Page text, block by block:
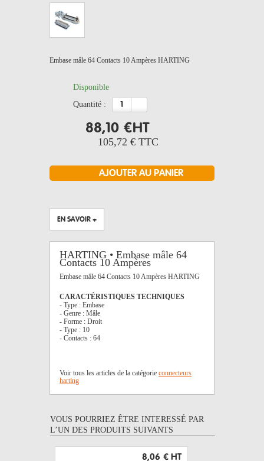
Embase mâle 64 Contacts 10 Ampères HARTING
Disponible
quantité :
88,10 €HT
105,72 € TTC
EN SAVOIR +
HARTING • Embase mâle 64
Contacts 10 Ampères
Embase mâle 64 Contacts 10 Ampères HARTING
CARACTÉRISTIQUES TECHNIQUES
- Type : Embase
- Genre : Mâle
- Forme : Droit
- Type : 10
- Contacts : 64
Voir tous les articles de la catégorie connecteurs
harting
VOUS POURRIEZ ÊTRE INTERESSÉ PAR
L’UN DES PRODUITS SUIVANTS
8,06 € HT